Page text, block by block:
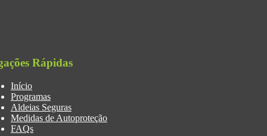
Rápidas
Início
Programas
Aldeias Seguras
Medidas de Autoproteção
FAQs